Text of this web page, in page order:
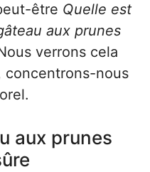
être Quelle est
aux prunes
verrons cela
concentrons-nous
aux prunes